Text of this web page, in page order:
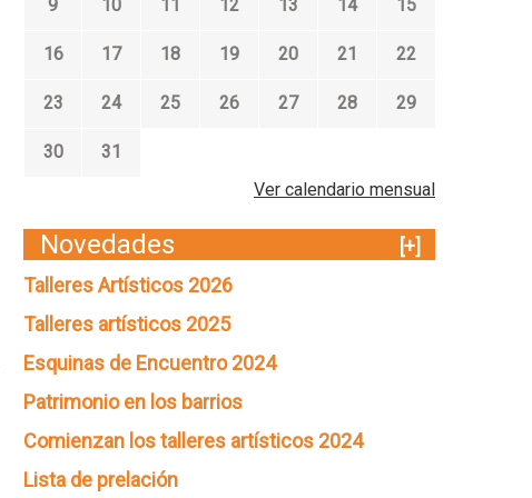
9 10 11 12 13 14 15
16 17 18 19 20 21 22
23 24 25 26 27 28 29
30
31
Ver calendario mensual
Novedades
[+]
Talleres Artísticos 2026
Talleres artísticos 2025
Esquinas de Encuentro 2024
Patrimonio en los barrios
Comienzan los talleres artísticos 2024
Lista de prelación